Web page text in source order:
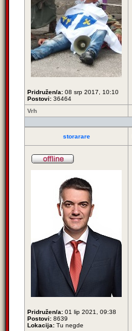
Pridružen/a: 08 srp 2017, 10:10
Postovi: 36464
Vrh
storarare
Pridružen/a: 01 lip 2021, 09:38
Postovi: 8639
Lokacija: Tu negde